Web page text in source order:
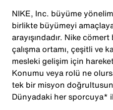
NIKE, Inc. büyüme
birlikte büyümeyi
arayışındadır. Nike
çalışma ortamı, çeşitli ve
mesleki gelişim için
Konumu veya rolü ne
tek bir misyon
Dünyadaki her sporcuya*